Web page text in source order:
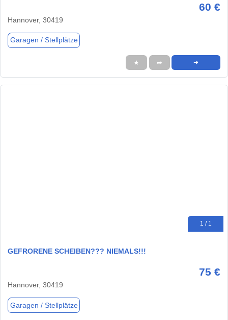
60 €
Hannover, 30419
Garagen / Stellplätze
★ ➦ ➜
1 / 1
GEFRORENE SCHEIBEN??? NIEMALS!!!
75 €
Hannover, 30419
Garagen / Stellplätze